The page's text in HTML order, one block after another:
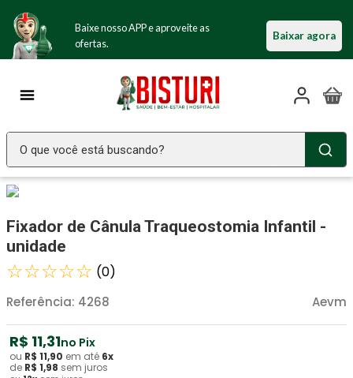
Baixe nosso APP e aproveite as
ofertas.
Baixar agora
O que você está buscando?
Fixador de Cânula Traqueostomia Infantil -
unidade
☆☆☆☆☆ (0)
Aevm
Referência: 4268
R$ 11,31no Pix
ou R$ 11,90 em até 6x
de R$ 1,98 sem juros
2º Fralda Geriatrica
3º Luva Latex
4 º Estetoscopio Littmann
5º Aparelho Pressão
6º Littmann